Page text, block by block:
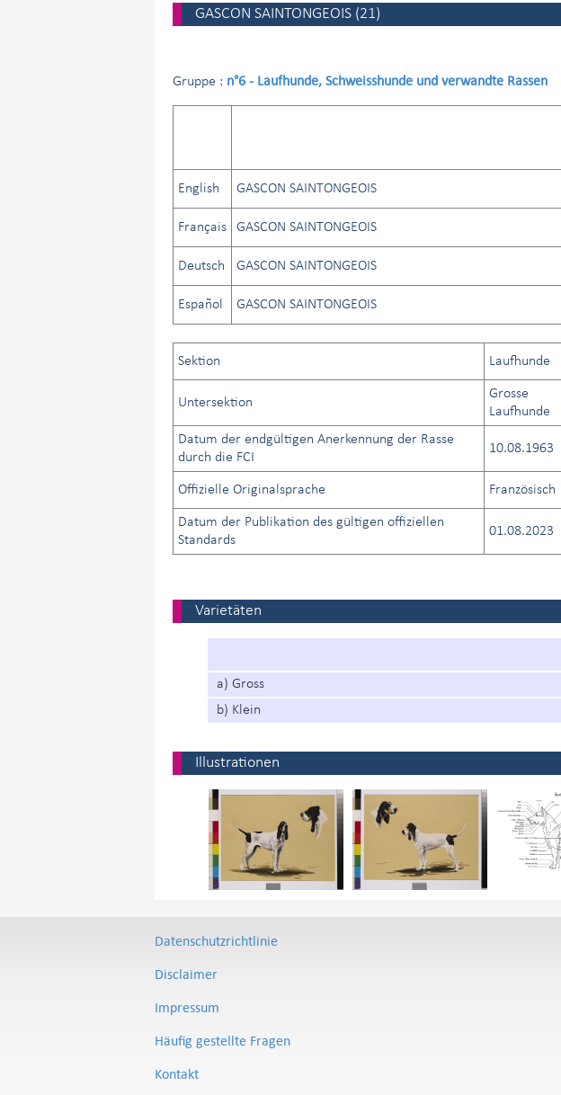
GASCON SAINTONGEOIS (21)
Gruppe : n°6 - Laufhunde, Schweisshunde und verwandte Rassen
English GASCON SAINTONGEOIS
Français GASCON SAINTONGEOIS
Deutsch GASCON SAINTONGEOIS
Español GASCON SAINTONGEOIS
Sektion Laufhunde
Untersektion
Grosse
Laufhunde
Datum der endgültigen Anerkennung der Rasse
durch die FCI
10.08.1963
Offizielle Originalsprache Französisch
Datum der Publikation des gültigen offiziellen
Standards
01.08.2023
Varietäten
a) Gross
b) Klein
Illustrationen
Datenschutzrichtlinie
Disclaimer
Impressum
Häufig gestellte Fragen
Kontakt